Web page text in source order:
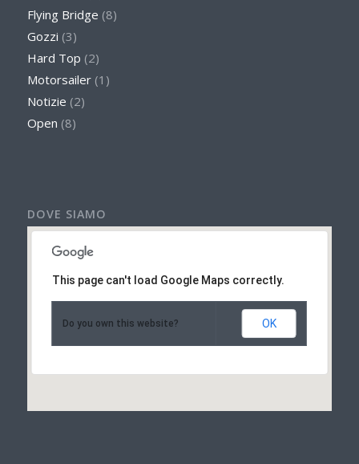
Flying Bridge (8)
Gozzi (3)
Hard Top (2)
Motorsailer(1)
Notizie (2)
Open (8)
DOVE SIAMO
This page can't load Google Maps correctly.
Do you own this website? OK